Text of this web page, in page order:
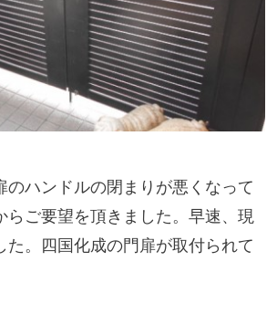
のハンドルの閉まりが悪くなって
らご要望を頂きました。早速、現
た。四国化成の門扉が取付られて